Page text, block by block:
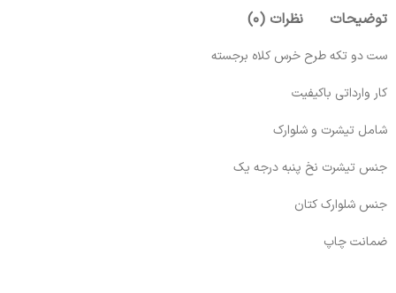
توضیحات نظرات (0)
ست دو تکه طرح خرس کلاه برجسته
کار وارداتی باکیفیت
شامل تیشرت و شلوارک
جنس تیشرت نخ پنبه درجه یک
جنس شلوارک کتان
ضمانت چاپ